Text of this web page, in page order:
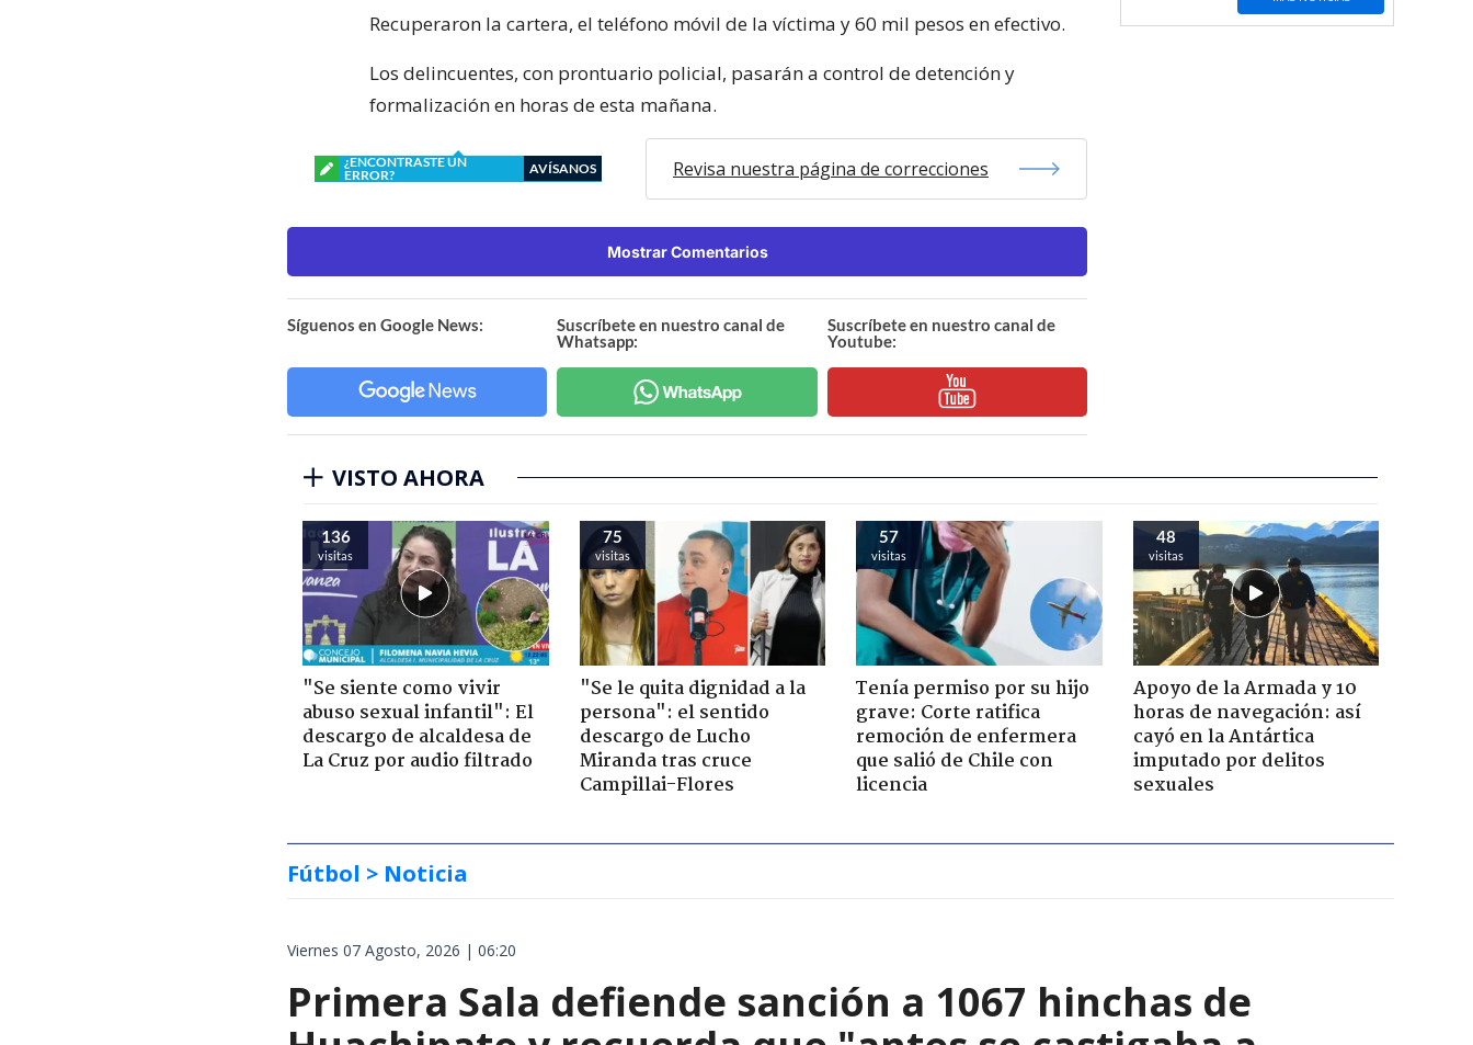
Recuperaron la cartera, el teléfono móvil de la víctima y 60 mil pesos en efectivo.
Los delincuentes, con prontuario policial, pasarán a control de detención y
formalización en horas de esta mañana.
¿ENCONTRASTE UN
ERROR?
AVÍSANOS Revisa nuestra página de correcciones
Mostrar Comentarios
Síguenos en Google News:
Suscríbete en nuestro canal de
Whatsapp:
Suscríbete en nuestro canal de
Youtube:
VISTO AHORA
136
visitas
"Se siente como vivir
abuso sexual infantil": El
descargo de alcaldesa de
La Cruz por audio filtrado
75
visitas
"Se le quita dignidad a la
persona": el sentido
descargo de Lucho
Miranda tras cruce
Campillai-Flores
57
visitas
Tenía permiso por su hijo
grave: Corte ratifica
remoción de enfermera
que salió de Chile con
licencia
48
visitas
Apoyo de la Armada y 10
horas de navegación: así
cayó en la Antártica
imputado por delitos
sexuales
Fútbol > Noticia
Viernes 07 Agosto, 2026 | 06:20
Primera Sala defiende sanción a 1067 hinchas de